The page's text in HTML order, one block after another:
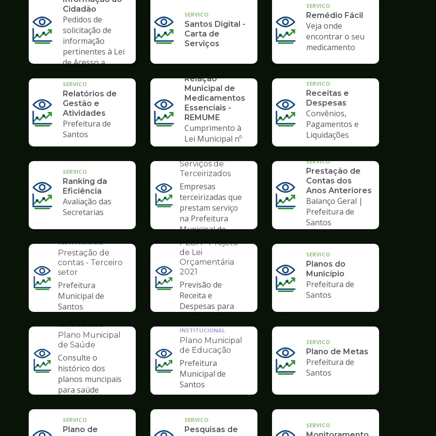
Cidadão
Pedidos de
solicitação de
informação
pertinentes à Lei
de Acesso a
SERVICO
Santos Digital -
Carta de
Serviços
SERVICO
Remédio Fácil
Veja onde
encontrar o seu
medicamento
SERVICO
Relatórios de
Gestão e
Atividades
Prefeitura de
Santos
Relação
Municipal de
Medicamentos
Essenciais -
REMUME
Cumprimento à
Lei Municipal nº
3995/22
SERVICO
Receitas e
Despesas
Convênios,
Pagamentos e
Liquidações
SERVICO
Ranking da
Eficiência
Avaliação das
Secretarias
Ilustração
da
pagina
de
Transparência
INSTITUCIONAL
Serviços de
Terceirizados
Empresas
terceirizadas que
prestam serviço
na Prefeitura
Municipal de
SERVICO
Prestação de
Contas dos
Anos Anteriores
Balanço Geral |
Prefeitura de
Santos
Ilustração
da
pagina
de
Transparência
INSTITUCIONAL
Prestação de
contas - Terceiro
setor
Prefeitura
Municipal de
Santos
Ilustração
da
pagina
de
Transparência
PLOA - Projeto
de Lei
Orçamentária
2021
Previsão de
Receita e
Despesas para
SERVICO
Planos do
Município
Prefeitura de
Santos
Ilustração
da
pagina
de
Transparência
INSTITUCIONAL
Plano Municipal
de Saúde
Consulte o
histórico dos
planos muncipais
para saúde
Ilustração
da
pagina
de
Transparência
INSTITUCIONAL
Plano Municipal
de Educação
Prefeitura
Municipal de
Santos
SERVICO
Plano de Metas
Prefeitura de
Santos
SERVICO
Plano de
SERVICO
Pesquisas de
SERVICO